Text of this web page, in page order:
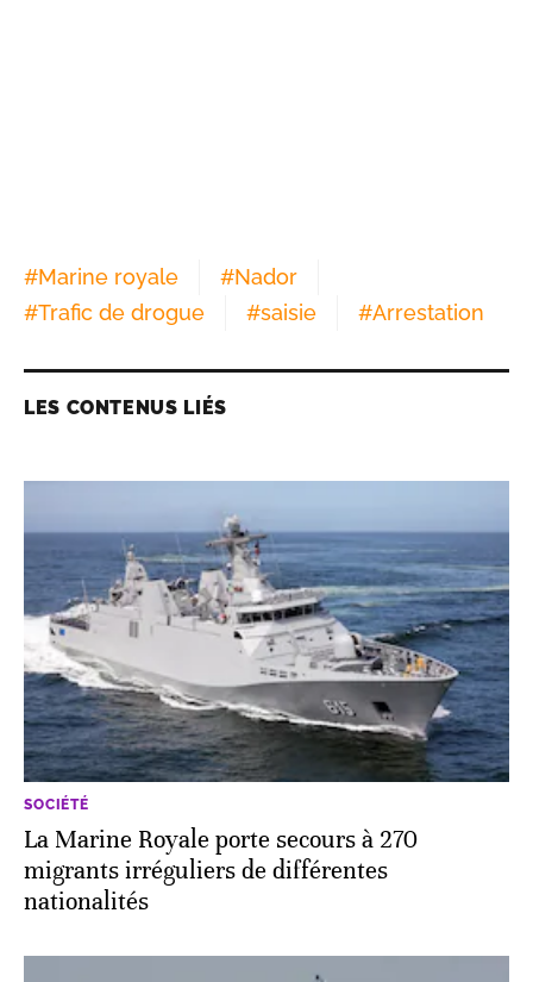
#Marine royale #Nador
#Trafic de drogue #saisie #Arrestation
LES CONTENUS LIÉS
SOCIÉTÉ
La Marine Royale porte secours à 270
migrants irréguliers de différentes
nationalités